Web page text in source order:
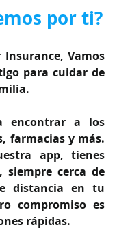
por ti?
Insurance, Vamos
para cuidar de
encontrar a los
farmacias y más.
app, tienes
siempre cerca de
distancia en tu
compromiso es
rápidas.